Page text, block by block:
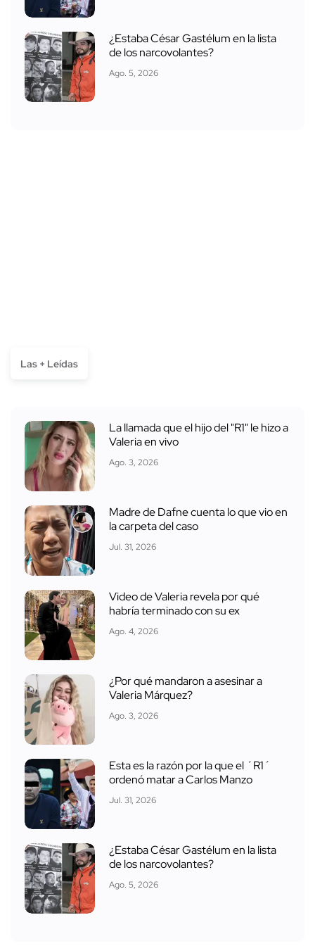
¿Estaba César Gastélum en la lista
de los narcovolantes?
Ago. 5, 2026
Las + Leídas
La llamada que el hijo del "R1" le hizo a
Valeria en vivo
Ago. 3, 2026
Madre de Dafne cuenta lo que vio en
la carpeta del caso
Jul. 31, 2026
Video de Valeria revela por qué
habría terminado con su ex
Ago. 4, 2026
¿Por qué mandaron a asesinar a
Valeria Márquez?
Ago. 3, 2026
Esta es la razón por la que el ´R1´
ordenó matar a Carlos Manzo
Jul. 31, 2026
¿Estaba César Gastélum en la lista
de los narcovolantes?
Ago. 5, 2026